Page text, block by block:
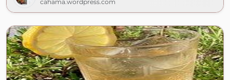
cahama.wordpress.com